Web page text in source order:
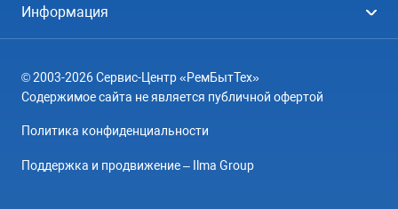
Посудомоечные машины
Кондиционеры
Варочные панели
Электроплиты
Кондиционеры
Информация
География
© 2003-2026 Сервис-Центр «РемБытТех»
Содержимое сайта не является публичной офертой
Политика конфиденциальности
Поддержка и продвижение – Ilma Group